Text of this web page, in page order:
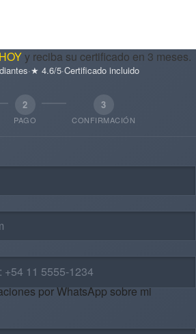
HOYy reciba su certificado en 3 meses.
·★ 4.6/5·Certificado incluido
2
PAGO
3
CONFIRMACIÓN
por WhatsApp sobre mi